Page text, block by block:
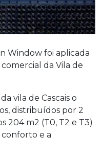
Window foi aplicada
da Vila de
vila de Cascais o
distribuídos por 2
204 m2 (T0, T2 e T3)
e a